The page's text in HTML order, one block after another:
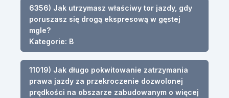
6356) Jak utrzymasz właściwy tor jazdy, gdy
poruszasz się drogą ekspresową w gęstej
mgle?
Kategorie: B
11019) Jak długo pokwitowanie zatrzymania
prawa jazdy za przekroczenie dozwolonej
prędkości na obszarze zabudowanym o więcej